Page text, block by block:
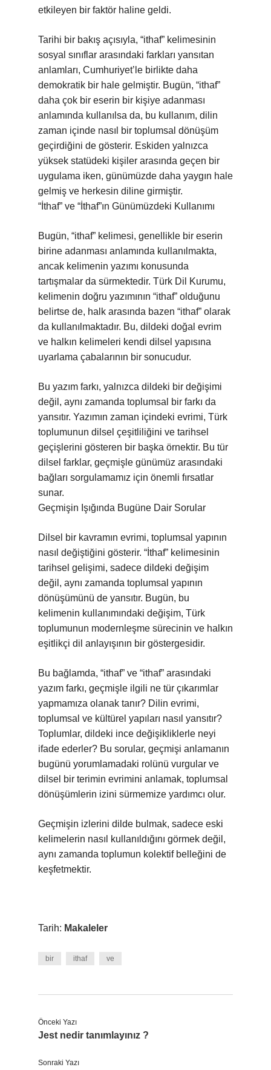
etkileyen bir faktör haline geldi.
Tarihi bir bakış açısıyla, “ithaf” kelimesinin
sosyal sınıflar arasındaki farkları yansıtan
anlamları, Cumhuriyet’le birlikte daha
demokratik bir hale gelmiştir. Bugün, “ithaf”
daha çok bir eserin bir kişiye adanması
anlamında kullanılsa da, bu kullanım, dilin
zaman içinde nasıl bir toplumsal dönüşüm
geçirdiğini de gösterir. Eskiden yalnızca
yüksek statüdeki kişiler arasında geçen bir
uygulama iken, günümüzde daha yaygın hale
gelmiş ve herkesin diline girmiştir.
“İthaf” ve “İthaf”ın Günümüzdeki Kullanımı
Bugün, “ithaf” kelimesi, genellikle bir eserin
birine adanması anlamında kullanılmakta,
ancak kelimenin yazımı konusunda
tartışmalar da sürmektedir. Türk Dil Kurumu,
kelimenin doğru yazımının “ithaf” olduğunu
belirtse de, halk arasında bazen “ithaf” olarak
da kullanılmaktadır. Bu, dildeki doğal evrim
ve halkın kelimeleri kendi dilsel yapısına
uyarlama çabalarının bir sonucudur.
Bu yazım farkı, yalnızca dildeki bir değişimi
değil, aynı zamanda toplumsal bir farkı da
yansıtır. Yazımın zaman içindeki evrimi, Türk
toplumunun dilsel çeşitliliğini ve tarihsel
geçişlerini gösteren bir başka örnektir. Bu tür
dilsel farklar, geçmişle günümüz arasındaki
bağları sorgulamamız için önemli fırsatlar
sunar.
Geçmişin Işığında Bugüne Dair Sorular
Dilsel bir kavramın evrimi, toplumsal yapının
nasıl değiştiğini gösterir. “İthaf” kelimesinin
tarihsel gelişimi, sadece dildeki değişim
değil, aynı zamanda toplumsal yapının
dönüşümünü de yansıtır. Bugün, bu
kelimenin kullanımındaki değişim, Türk
toplumunun modernleşme sürecinin ve halkın
eşitlikçi dil anlayışının bir göstergesidir.
Bu bağlamda, “ithaf” ve “ithaf” arasındaki
yazım farkı, geçmişle ilgili ne tür çıkarımlar
yapmamıza olanak tanır? Dilin evrimi,
toplumsal ve kültürel yapıları nasıl yansıtır?
Toplumlar, dildeki ince değişikliklerle neyi
ifade ederler? Bu sorular, geçmişi anlamanın
bugünü yorumlamadaki rolünü vurgular ve
dilsel bir terimin evrimini anlamak, toplumsal
dönüşümlerin izini sürmemize yardımcı olur.
Geçmişin izlerini dilde bulmak, sadece eski
kelimelerin nasıl kullanıldığını görmek değil,
aynı zamanda toplumun kolektif belleğini de
keşfetmektir.
Tarih: Makaleler
bir ithaf ve
Önceki Yazı
Jest nedir tanımlayınız ?
Sonraki Yazı